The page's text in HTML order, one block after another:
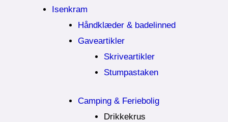
Isenkram
Håndklæder & badelinned
Gaveartikler
Skriveartikler
Stumpastaken
Camping & Feriebolig
Drikkekrus